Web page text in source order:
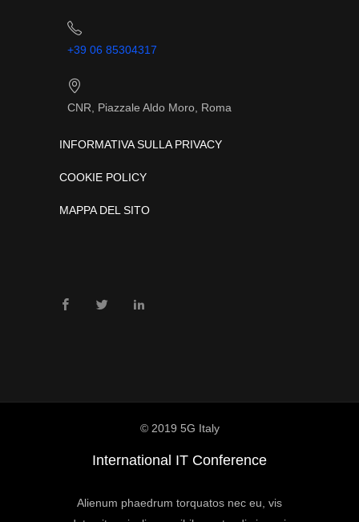
+39 06 85304317
CNR, Piazzale Aldo Moro, Roma
INFORMATIVA SULLA PRIVACY
COOKIE POLICY
MAPPA DEL SITO
© 2019 5G Italy
International IT Conference
Alienum phaedrum torquatos nec eu, vis